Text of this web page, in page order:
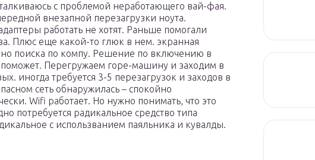
с проблемой неработающего вай-фая.
внезапной перезагрузки ноута.
работать не хотят. Раньше помогали
Плюс еще какой-то глюк в нем. экранная
поиска по компу. Решение по включению в
Перегружаем горе-машину и заходим в
иногда требуется 3-5 перезагрузок и заходов в
сеть обнаружилась – спокойно
Wifi работает. Но нужно понимать, что это
потребуется радикальное средство типа
с использванием паяльника и кувалды.